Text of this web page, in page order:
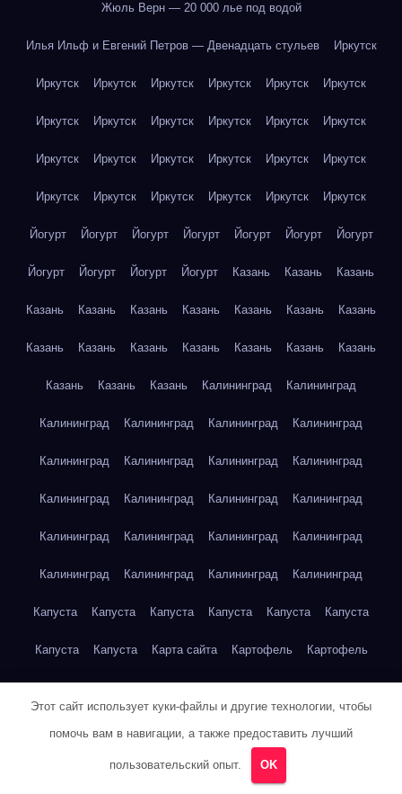
Жюль Верн — 20 000 лье под водой
Илья Ильф и Евгений Петров — Двенадцать стульев Иркутск
Иркутск Иркутск Иркутск Иркутск Иркутск Иркутск
Иркутск Иркутск Иркутск Иркутск Иркутск Иркутск
Иркутск Иркутск Иркутск Иркутск Иркутск Иркутск
Иркутск Иркутск Иркутск Иркутск Иркутск Иркутск
Йогурт Йогурт Йогурт Йогурт Йогурт Йогурт Йогурт
Йогурт Йогурт Йогурт Йогурт Казань Казань Казань
Казань Казань Казань Казань Казань Казань Казань
Казань Казань Казань Казань Казань Казань Казань
Казань Казань Казань Калининград Калининград
Калининград Калининград Калининград Калининград
Калининград Калининград Калининград Калининград
Калининград Калининград Калининград Калининград
Калининград Калининград Калининград Калининград
Калининград Калининград Калининград Калининград
Капуста Капуста Капуста Капуста Капуста Капуста
Капуста Капуста Карта сайта Картофель Картофель
Кейптаун
Кейптаун Кейптаун Кейптаун
Этот сайт использует куки-файлы и другие технологии, чтобы
помочь вам в навигации, а также предоставить лучший
пользовательский опыт. OK